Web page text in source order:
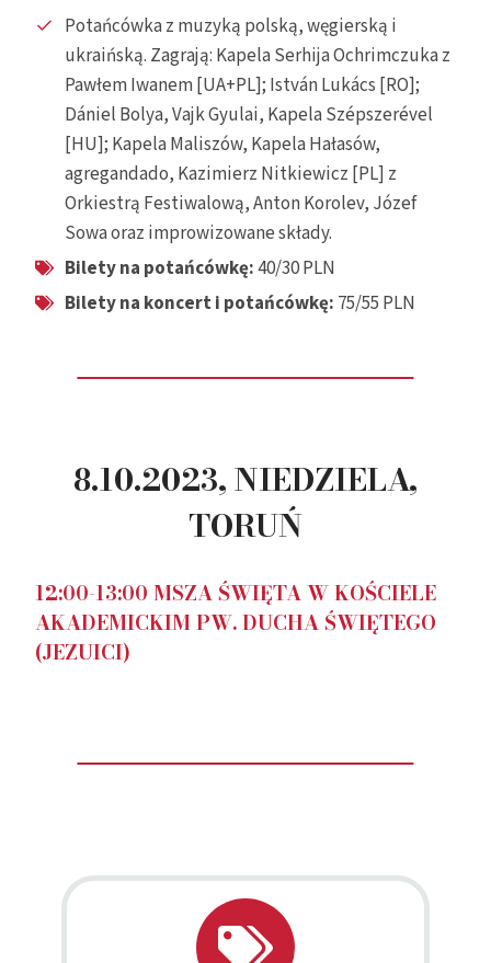
Potańcówka z muzyką polską, węgierską i
ukraińską. Zagrają: Kapela Serhija Ochrimczuka z
Pawłem Iwanem [UA+PL]; István Lukács [RO];
Dániel Bolya, Vajk Gyulai, Kapela Szépszerével
[HU]; Kapela Maliszów, Kapela Hałasów,
agregandado, Kazimierz Nitkiewicz [PL] z
Orkiestrą Festiwalową, Anton Korolev, Józef
Sowa oraz improwizowane składy.
Bilety na potańcówkę:40/30 PLN
Bilety na koncerti potańcówkę: 75/55 PLN
8.10.2023, NIEDZIELA,
TORUŃ
12:00-13:00 MSZA ŚWIĘTA W KOŚCIELE
AKADEMICKIM PW. DUCHA ŚWIĘTEGO
(JEZUICI)